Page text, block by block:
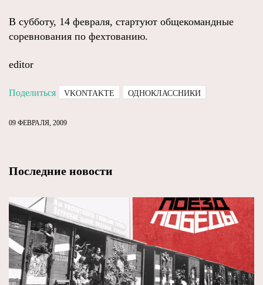
В субботу, 14 февраля, стартуют общекомандные
соревнования по фехтованию.
editor
Поделиться VKONTAKTE ОДНОКЛАССНИКИ
09 ФЕВРАЛЯ, 2009
Последние новости